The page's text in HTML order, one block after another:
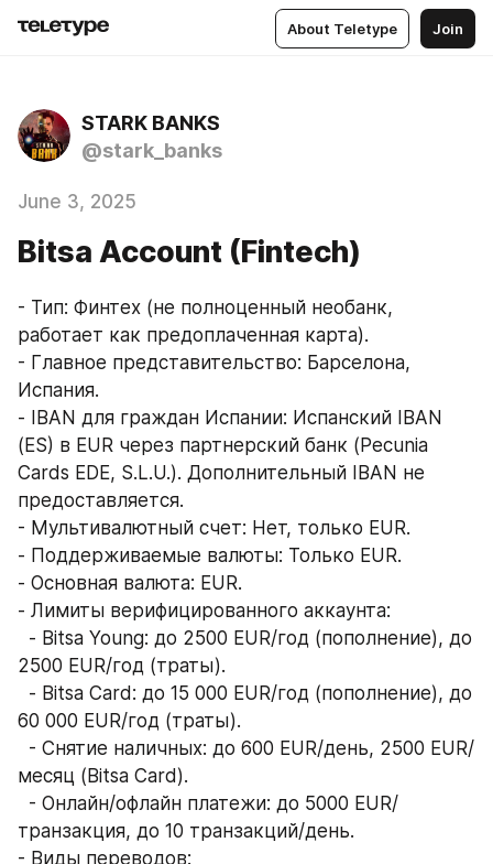
About Teletype Join
STARK BANKS
@stark_banks
June 3, 2025
Bitsa Account (Fintech)
- Тип: Финтех (не полноценный необанк,
работает как предоплаченная карта).
- Главное представительство: Барселона,
Испания.
- IBAN для граждан Испании: Испанский IBAN
(ES) в EUR через партнерский банк (Pecunia
Cards EDE, S.L.U.). Дополнительный IBAN не
предоставляется.
- Мультивалютный счет: Нет, только EUR.
- Поддерживаемые валюты: Только EUR.
- Основная валюта: EUR.
- Лимиты верифицированного аккаунта:
2500 EUR/год (траты).
60 000 EUR/год (траты).
месяц (Bitsa Card).
транзакция, до 10 транзакций/день.
- Виды переводов: